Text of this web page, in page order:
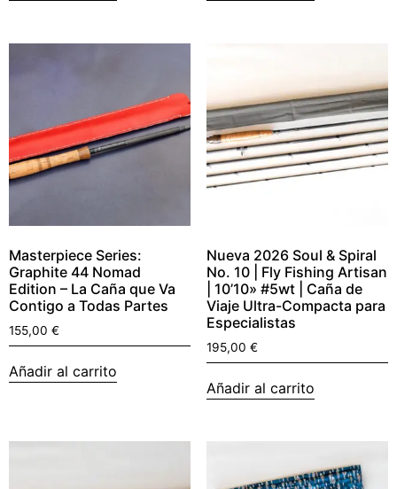
Masterpiece Series:
Graphite 44 Nomad
Edition – La Caña que Va
Contigo a Todas Partes
155,00 €
Añadir al carrito
Nueva 2026 Soul & Spiral
No. 10 | Fly Fishing Artisan
| 10’10» #5wt | Caña de
Viaje Ultra-Compacta para
Especialistas
195,00 €
Añadir al carrito